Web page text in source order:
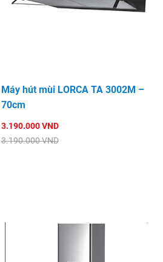
Máy hút mùi LORCA TA 3002M –
70cm
3.190.000 VND
3.190.000 VND